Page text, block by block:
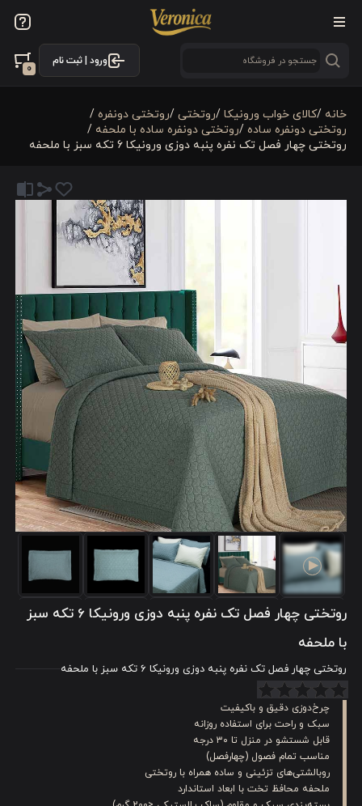
ورود | ثبت نام
0
خانه /کالای خواب ورونیکا /روتختی /روتختی دونفره /
روتختی دونفره ساده /روتختی دونفره ساده با ملحفه /
روتختی چهار فصل تک نفره پنبه دوزی ورونیکا 6 تکه سبز با ملحفه
روتختی چهار فصل تک نفره پنبه دوزی ورونیکا 6 تکه سبز
با ملحفه
روتختی چهار فصل تک نفره پنبه دوزی ورونیکا 6 تکه سبز با ملحفه
چرخ‌دوزی دقیق و باکیفیت
سبک و راحت برای استفاده روزانه
قابل شستشو در منزل تا ۳۰ درجه
مناسب تمام فصول (چهارفصل)
روبالشتی‌های تزئینی و ساده همراه با روتختی
ملحفه محافظ تخت با ابعاد استاندارد